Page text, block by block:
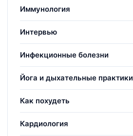
Иммунология
Интервью
Инфекционные болезни
Йога и дыхательные практики
Как похудеть
Кардиология